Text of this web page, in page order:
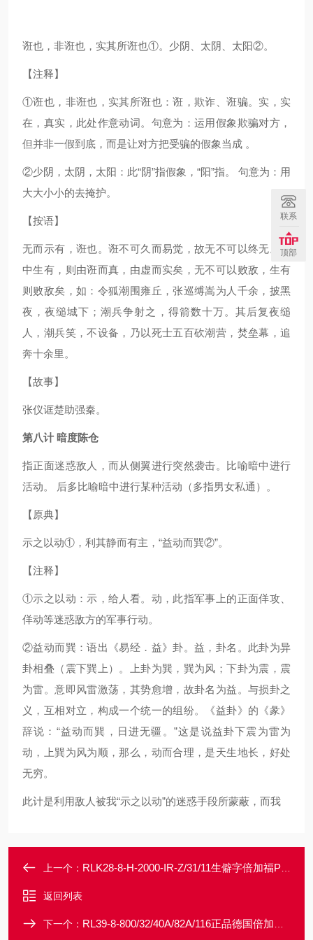
诳也，非诳也，实其所诳也①。少阴、太阴、太阳②。
【注释】
①诳也，非诳也，实其所诳也：诳，欺诈、诳骗。实，实
在，真实，此处作意动词。句意为：运用假象欺骗对方，
但并非一假到底，而是让对方把受骗的假象当成 。
②少阴，太阴，太阳：此“阴”指假象，“阳”指。 句意为：用
大大小小的去掩护。
【按语】
无而示有，诳也。诳不可久而易觉，故无不可以终无。无
中生有，则由诳而真，由虚而实矣，无不可以败敌，生有
则败敌矣，如：令狐潮围雍丘，张巡缚嵩为人千余，披黑
夜，夜缒城下；潮兵争射之，得箭数十万。其后复夜缒
人，潮兵笑，不设备，乃以死士五百砍潮营，焚垒幕，追
奔十余里。
【故事】
张仪诓楚助强秦。
第八计 暗度陈仓
指正面迷惑敌人，而从侧翼进行突然袭击。比喻暗中进行
活动。 后多比喻暗中进行某种活动（多指男女私通）。
【原典】
示之以动①，利其静而有主，“益动而巽②”。
【注释】
①示之以动：示，给人看。动，此指军事上的正面佯攻、
佯动等迷惑敌方的军事行动。
②益动而巽：语出《易经．益》卦。益，卦名。此卦为异
卦相叠（震下巽上）。上卦为巽，巽为风；下卦为震，震
为雷。意即风雷激荡，其势愈增，故卦名为益。与损卦之
义，互相对立，构成一个统一的组纷。《益卦》的《彖》
辞说：“益动而巽，日进无疆。”这是说益卦下震为雷为
动，上巽为风为顺，那么，动而合理，是天生地长，好处
无穷。
此计是利用敌人被我“示之以动”的迷惑手段所蒙蔽，而我
上一个： RLK28-8-H-2000-IR-Z/31/11生僻字倍加福P+F现货背景抑制传感器
返回列表
下一个： RL39-8-800/32/40A/82A/116正品德国倍加福P+F传感器天亮以前说再见
联系
顶部